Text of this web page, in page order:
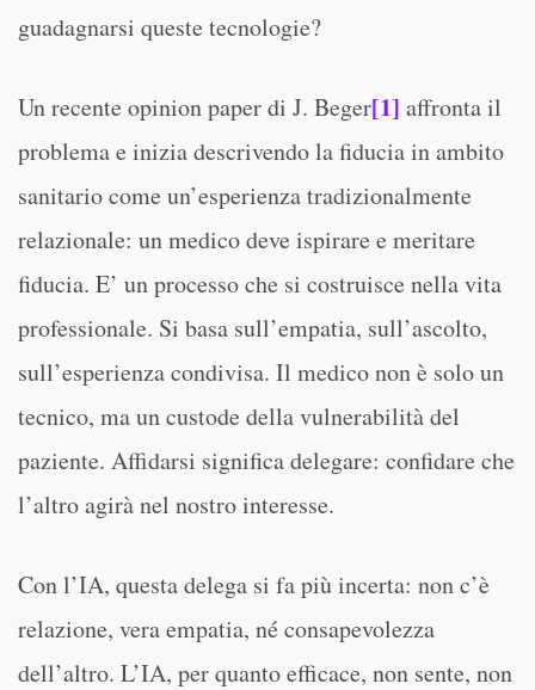
guadagnarsi queste tecnologie?
Un recente opinion paper di J. Beger[1] affronta il
problema e inizia descrivendo la fiducia in ambito
sanitario come un’esperienza tradizionalmente
relazionale: un medico deve ispirare e meritare
fiducia. E’ un processo che si costruisce nella vita
professionale. Si basa sull’empatia, sull’ascolto,
sull’esperienza condivisa. Il medico non è solo un
tecnico, ma un custode della vulnerabilità del
paziente. Affidarsi significa delegare: confidare che
l’altro agirà nel nostro interesse.
Con l’IA, questa delega si fa più incerta: non c’è
relazione, vera empatia, né consapevolezza
dell’altro. L’IA, per quanto efficace, non sente, non